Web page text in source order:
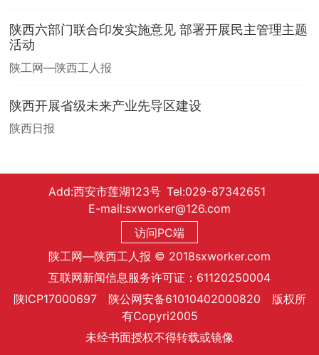
陕西六部门联合印发实施意见 部署开展民主管理主题
活动
陕工网—陕西工人报
陕西开展省级未来产业先导区建设
陕西日报
Add:西安市莲湖123号 Tel:029-87342651
E-mail:sxworker@126.com
访问PC端
陕工网—陕西工人报 © 2018sxworker.com
互联网新闻信息服务许可证：61120250004
陕ICP17000697 陕公网安备61010402000820 版权所
有Copyri2005
未经书面授权不得转载或镜像